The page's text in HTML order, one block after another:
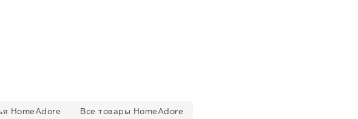
HomeAdore Все товары HomeAdore